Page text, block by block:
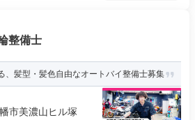
整備士
、髪型・髪色自由なオートバイ整備士募集
市美濃山ヒル塚